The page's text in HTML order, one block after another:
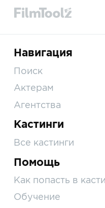
Навигация
Поиск
Актерам
Агентства
Кастинги
Все кастинги
Помощь
Как попасть в
Обучение